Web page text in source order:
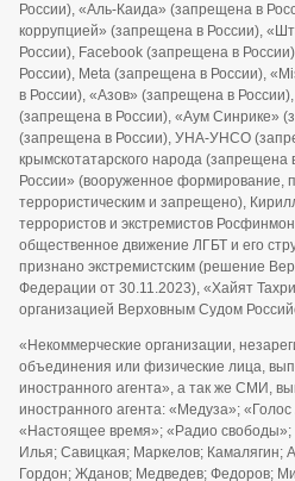
России), «Аль-Каида» (запрещена в
коррупцией» (запрещена в России),
России), Facebook (запрещена в
России), Meta (запрещена в России),
в России), «Азов» (запрещена в
(запрещена в России), «Аум Синрике»
(запрещена в России), УНА-УНСО
крымскотатарского народа (запрещена
России» (вооруженное формирование,
террористическим и запрещено),
террористов и экстремистов
общественное движение ЛГБТ и его
признано экстремистским (решение
Федерации от 30.11.2023), «Хайят
организацией Верховным Судом
«Некоммерческие организации,
объединения или физические лица,
иностранного агента», а так же СМИ,
иностранного агента: «Медуза»;
«Настоящее время»; «Радио
Илья; Савицкая; Маркелов; Камалягин;
Гордон; Жданов; Медведев; Федоров;